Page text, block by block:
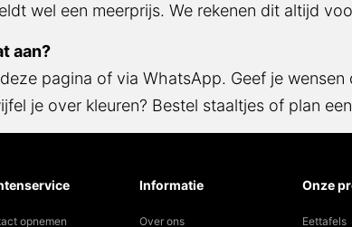
een meerprijs. We rekenen dit altijd vooraf
aan?
pagina of via WhatsApp. Geef je wensen
over kleuren? Bestel staaltjes of plan een
opnemen
Informatie
Over ons
Onze
Eettafels